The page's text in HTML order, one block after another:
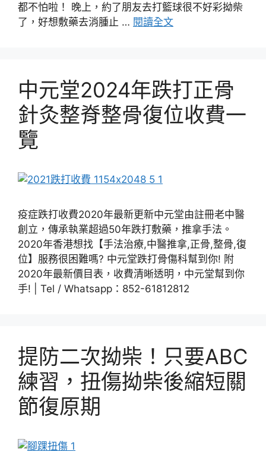
都不怕啦！ 晚上，約了朋友去打籃球很不好彩拗柴
了，好想敷藥去消腫止 … 閱讀全文
中元堂2024年跌打正骨
針灸整脊整骨復位收費一
覽
疫症跌打收費2020年最新更新中元堂由註冊老中醫
創立，傳承執業超過50年跌打敷藥，推拿手法。
2020年香港想找【手法治療,中醫推拿,正骨,整骨,復
位】服務很困難嗎? 中元堂跌打骨傷科幫到你! 附
2020年最新價目表，收費清晰透明，中元堂幫到你
手! | Tel / Whatsapp：852-61812812
提防二次拗柴！只要ABC
練習，扭傷拗柴後縮短關
節復原期